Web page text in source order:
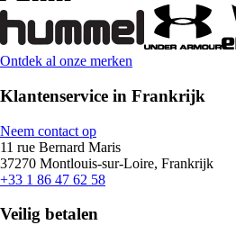
Ontdek al onze merken
Klantenservice in Frankrijk
Neem contact op
11 rue Bernard Maris
37270 Montlouis-sur-Loire, Frankrijk
+33 1 86 47 62 58
Veilig betalen